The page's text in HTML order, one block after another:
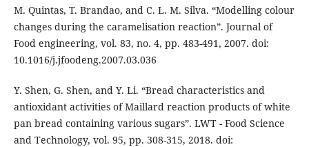
M. Quintas, T. Brandao, and C. L. M. Silva. “Modelling colour
changes during the caramelisation reaction”. Journal of
Food engineering, vol. 83, no. 4, pp. 483-491, 2007. doi:
10.1016/j.jfoodeng.2007.03.036
Y. Shen, G. Shen, and Y. Li. “Bread characteristics and
antioxidant activities of Maillard reaction products of white
pan bread containing various sugars”. LWT - Food Science
and Technology, vol. 95, pp. 308-315, 2018. doi: